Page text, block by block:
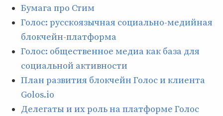
Бумага про Стим
Голос: русскоязычная социально-медийная
блокчейн-платформа
Голос: общественное медиа как база для
социальной активности
План развития блокчейн Голос и клиента
Golos.io
Делегаты и их роль на платформе Голос